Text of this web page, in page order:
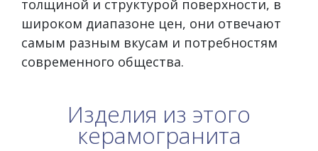
толщиной и структурой поверхности, в
широком диапазоне цен, они отвечают
самым разным вкусам и потребностям
современного общества.
Изделия из этого
керамогранита